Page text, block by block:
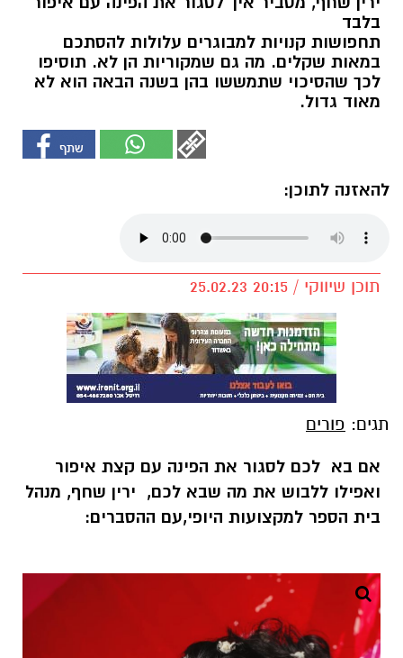
בלבד
תחפושות קנויות למבוגרים עלולות להסתכם
במאות שקלים. מה גם שמקוריות הן לא. תוסיפו
לכך שהסיכוי שתמששו בהן בשנה הבאה הוא לא
מאוד גדול.
להאזנה לתוכן:
תוכן שיווקי / 20:15 25.02.23
תגים: פורים
אם בא לכם לסגור את הפינה עם קצת איפור
ואפילו ללבוש את מה שבא לכם, ירין שחף, מנהל
בית הספר למקצועות היופי,עם ההסברים: